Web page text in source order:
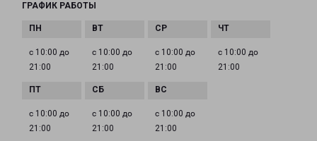
ГРАФИК РАБОТЫ
с 10:00 до
21:00
с 10:00 до
21:00
с 10:00 до
21:00
с 10:00 до
21:00
с 10:00 до
21:00
с 10:00 до
21:00
с 10:00 до
21:00